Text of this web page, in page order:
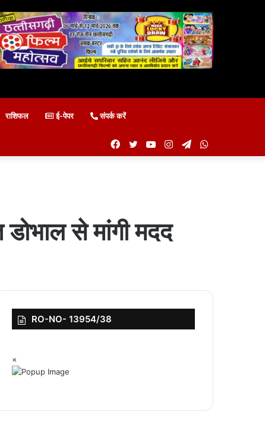
राशिफल ई-पेपर संपर्क करें
Telegram
Instagram
YouTube
Twitter
Facebook
से मांगी मदद
RO-NO- 13954/38
×